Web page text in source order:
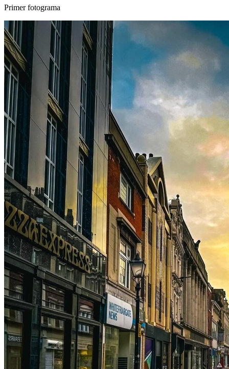
Primer fotograma